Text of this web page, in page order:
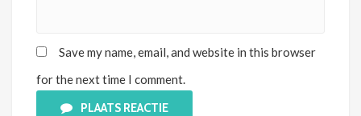
Save my name, email, and website in this browser
for the next time I comment.
PLAATS REACTIE